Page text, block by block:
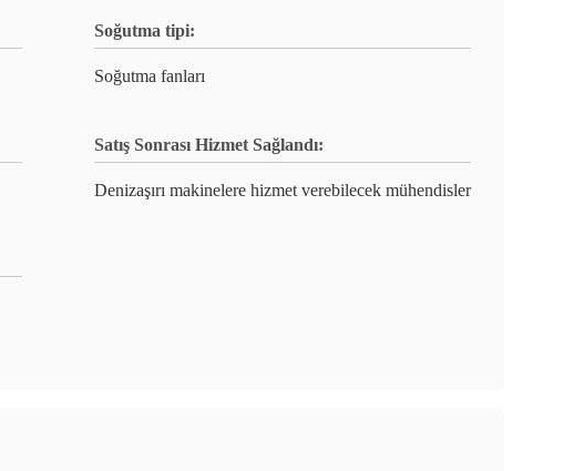
Soğutma tipi:
Soğutma fanları
Satış Sonrası Hizmet Sağlandı:
Denizaşırı makinelere hizmet verebilecek mühendisler